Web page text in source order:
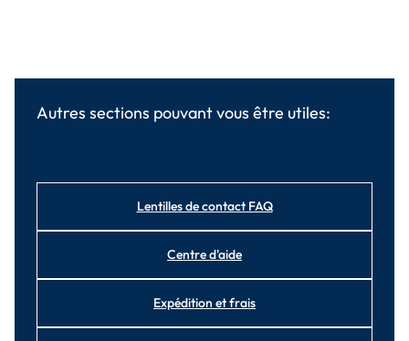
Autres sections pouvant vous être utiles:
Lentilles de contact FAQ
Centre d'aide
Expédition et frais